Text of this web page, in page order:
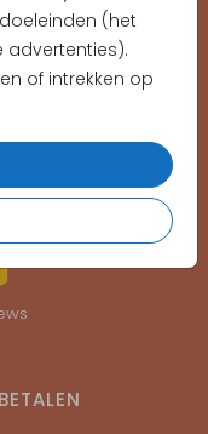
(het
advertenties).
of intrekken op
MOMENT
EEN